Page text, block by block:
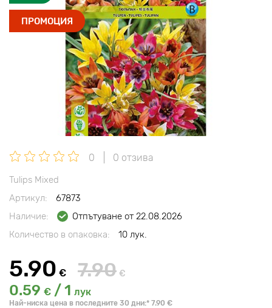
ПРОМОЦИЯ
0 0 отзива
Tulips Mixed
Артикул:
67873
Наличие:
Отпътуване от 22.08.2026
Количество в опаковка:
10 лук.
5.90 € 7.90 €
0.59 € / 1 лук
Най-ниска цена в последните 30 дни:* 7.90 €